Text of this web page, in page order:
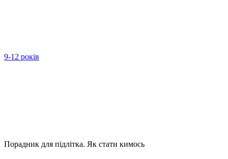
9-12 років
Порадник для підлітка. Як стати кимось